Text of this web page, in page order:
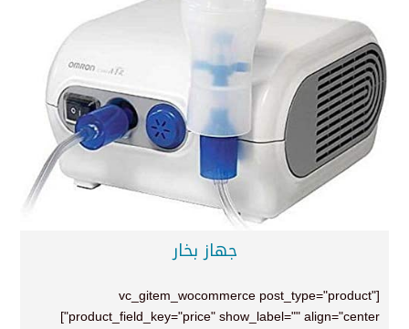
جهاز بخار
[vc_gitem_wocommerce post_type="product"
product_field_key="price" show_label="" align="center"]